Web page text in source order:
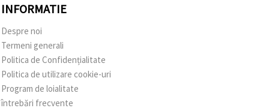
INFORMATIE
Despre noi
Termeni generali
Politica de Confidențialitate
Politica de utilizare cookie-uri
Program de loialitate
întrebări frecvente